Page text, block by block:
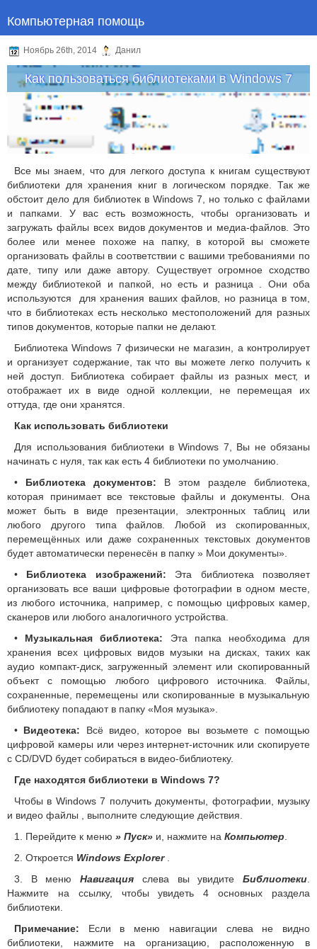
Компьютерная помощь
Ноябрь 26th, 2014 Данил
Как пользоваться библиотеками в Windows 7
Все мы знаем, что для легкого доступа к книгам существуют
библиотеки для хранения книг в логическом порядке. Так же
обстоит дело для библиотек в Windows 7, но только с файлами
и папками. У вас есть возможность, чтобы организовать и
загружать файлы всех видов документов и медиа-файлов. Это
более или менее похоже на папку, в которой вы сможете
организовать файлы в соответствии с вашими требованиями по
дате, типу или даже автору. Существует огромное сходство
между библиотекой и папкой, но есть и разница . Они оба
используются для хранения ваших файлов, но разница в том,
что в библиотеках есть несколько местоположений для разных
типов документов, которые папки не делают.
Библиотека Windows 7 физически не магазин, а контролирует
и организует содержание, так что вы можете легко получить к
ней доступ. Библиотека собирает файлы из разных мест, и
отображает их в виде одной коллекции, не перемещая их
оттуда, где они хранятся.
Как использовать библиотеки
Для использования библиотеки в Windows 7, Вы не обязаны
начинать с нуля, так как есть 4 библиотеки по умолчанию.
• Библиотека документов: В этом разделе библиотека,
которая принимает все текстовые файлы и документы. Она
может быть в виде презентации, электронных таблиц или
любого другого типа файлов. Любой из скопированных,
перемещённых или даже сохраненных текстовых документов
будет автоматически перенесён в папку » Мои документы».
• Библиотека изображений: Эта библиотека позволяет
организовать все ваши цифровые фотографии в одном месте,
из любого источника, например, с помощью цифровых камер,
сканеров или любого аналогичного устройства.
• Музыкальная библиотека: Эта папка необходима для
хранения всех цифровых видов музыки на дисках, таких как
аудио компакт-диск, загруженный элемент или скопированный
объект с помощью любого цифрового источника. Файлы,
сохраненные, перемещены или скопированные в музыкальную
библиотеку попадают в папку «Моя музыка».
• Видеотека: Всё видео, которое вы возьмете с помощью
цифровой камеры или через интернет-источник или скопируете
с CD/DVD будет собираться в видео-библиотеку.
Где находятся библиотеки в Windows 7?
Чтобы в Windows 7 получить документы, фотографии, музыку
и видео файлы , выполните следующие действия.
1. Перейдите к меню » Пуск» и, нажмите на Компьютер
2. Откроется Windows Explorer.
3. В меню Навигация слева вы увидитеБиблиотеки
Нажмите на ссылку, чтобы увидеть 4 основных раздела
библиотеки.
Примечание: Если в меню навигации слева не видно
библиотеки, нажмите на организацию, расположенную в